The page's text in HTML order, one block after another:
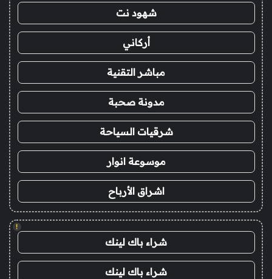
شهود نت
أركاني
مباشر التقنية
مدونة صحبة
شرقيات السياحة
موسوعة انوار
اشراق الأرباح
!
شراء باك لينك
شراء باك لينك